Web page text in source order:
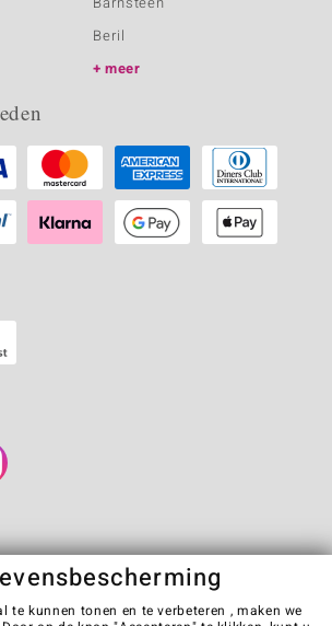
Beril
meer
te kunnen tonen en te verbeteren , maken we